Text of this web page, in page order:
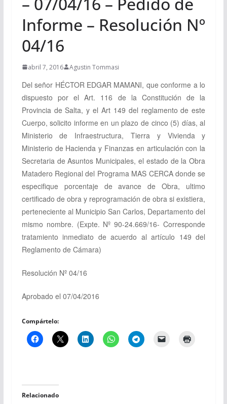
Informe – Resolución Nº
04/16
abril 7, 2016 Agustin Tommasi
Del señor HÉCTOR EDGAR MAMANI, que conforme a lo
dispuesto por el Art. 116 de la Constitución de la
Provincia de Salta, y el Art 149 del reglamento de este
Cuerpo, solicito informe en un plazo de cinco (5) días, al
Ministerio de Infraestructura, Tierra y Vivienda y
Ministerio de Hacienda y Finanzas en articulación con la
Secretaria de Asuntos Municipales, el estado de la Obra
Matadero Regional del Programa MAS CERCA donde se
especifique porcentaje de avance de Obra, ultimo
certificado de obra y reprogramación de obra si existiera,
perteneciente al Municipio San Carlos, Departamento del
mismo nombre. (Expte. Nº 90-24.669/16- Corresponde
tratamiento inmediato de acuerdo al artículo 149 del
Reglamento de Cámara)
Resolución Nº 04/16
Aprobado el 07/04/2016
Compártelo:
Relacionado